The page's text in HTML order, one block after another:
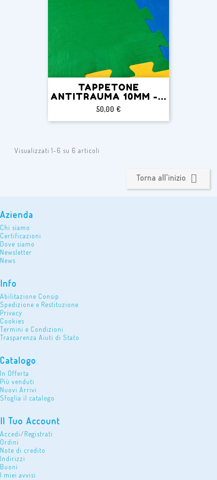
TAPPETONE
ANTITRAUMA 10MM -...
Prezzo
50,00 €
Visualizzati 1-6 su 6 articoli
Torna all'inizio 
Azienda
Chi siamo
Certificazioni
Dove siamo
Newsletter
News
Info
Abilitazione Consip
Spedizione e Restituzione
Privacy
Cookies
Termini e Condizioni
Trasparenza Aiuti di Stato
Catalogo
In Offerta
Più venduti
Nuovi Arrivi
Sfoglia il catalogo
Il Tuo Account
Accedi/Registrati
Ordini
Note di credito
Indirizzi
Buoni
I miei avvisi